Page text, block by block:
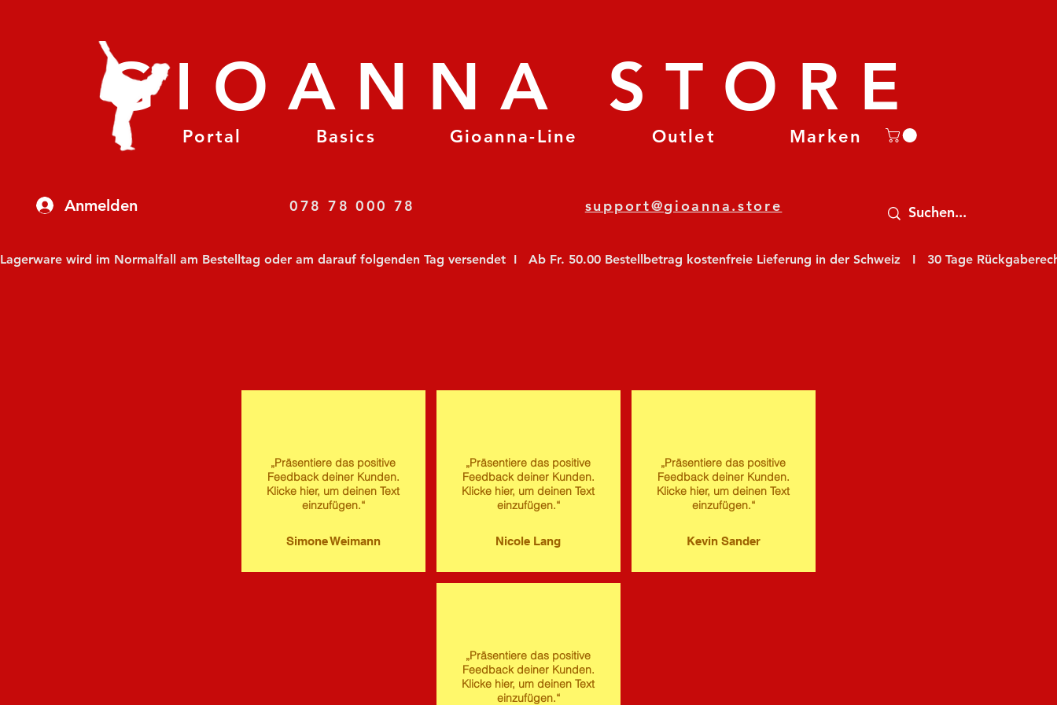
Anmelden
Portal Basics Gioanna-Line Outlet Marken
GIOANNA STORE
078 78 000 78 support@gioanna.store
Lagerware wird im Normalfall am Bestelltag oder am darauf folgenden Tag versendet  I   Ab Fr. 50.00 Bestellbetrag kostenfreie Lieferung in der Schweiz   I   30 Tage
„Präsentiere das positive
Feedback deiner Kunden.
Klicke hier, um deinen Text
einzufügen.“
Simone Weimann
„Präsentiere das positive
Feedback deiner Kunden.
Klicke hier, um deinen Text
einzufügen.“
Nicole Lang
„Präsentiere das positive
Feedback deiner Kunden.
Klicke hier, um deinen Text
einzufügen.“
Kevin Sander
„Präsentiere das positive
Feedback deiner Kunden.
Klicke hier, um deinen Text
einzufügen.“